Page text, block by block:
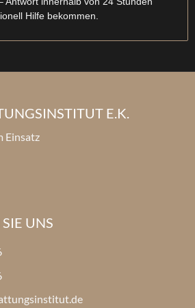
Hilfe bekommen.
E.K.
Einsatz
UNS